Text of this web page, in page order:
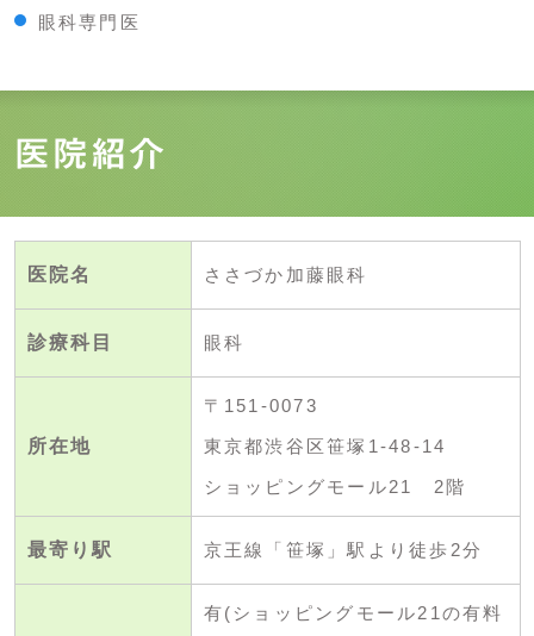
眼科専門医
医院紹介
医院名 ささづか加藤眼科
診療科目 眼科
所在地
〒151-0073
東京都渋谷区笹塚1-48-14
ショッピングモール21 2階
最寄り駅 京王線「笹塚」駅より徒歩2分
有(ショッピングモール21の有料